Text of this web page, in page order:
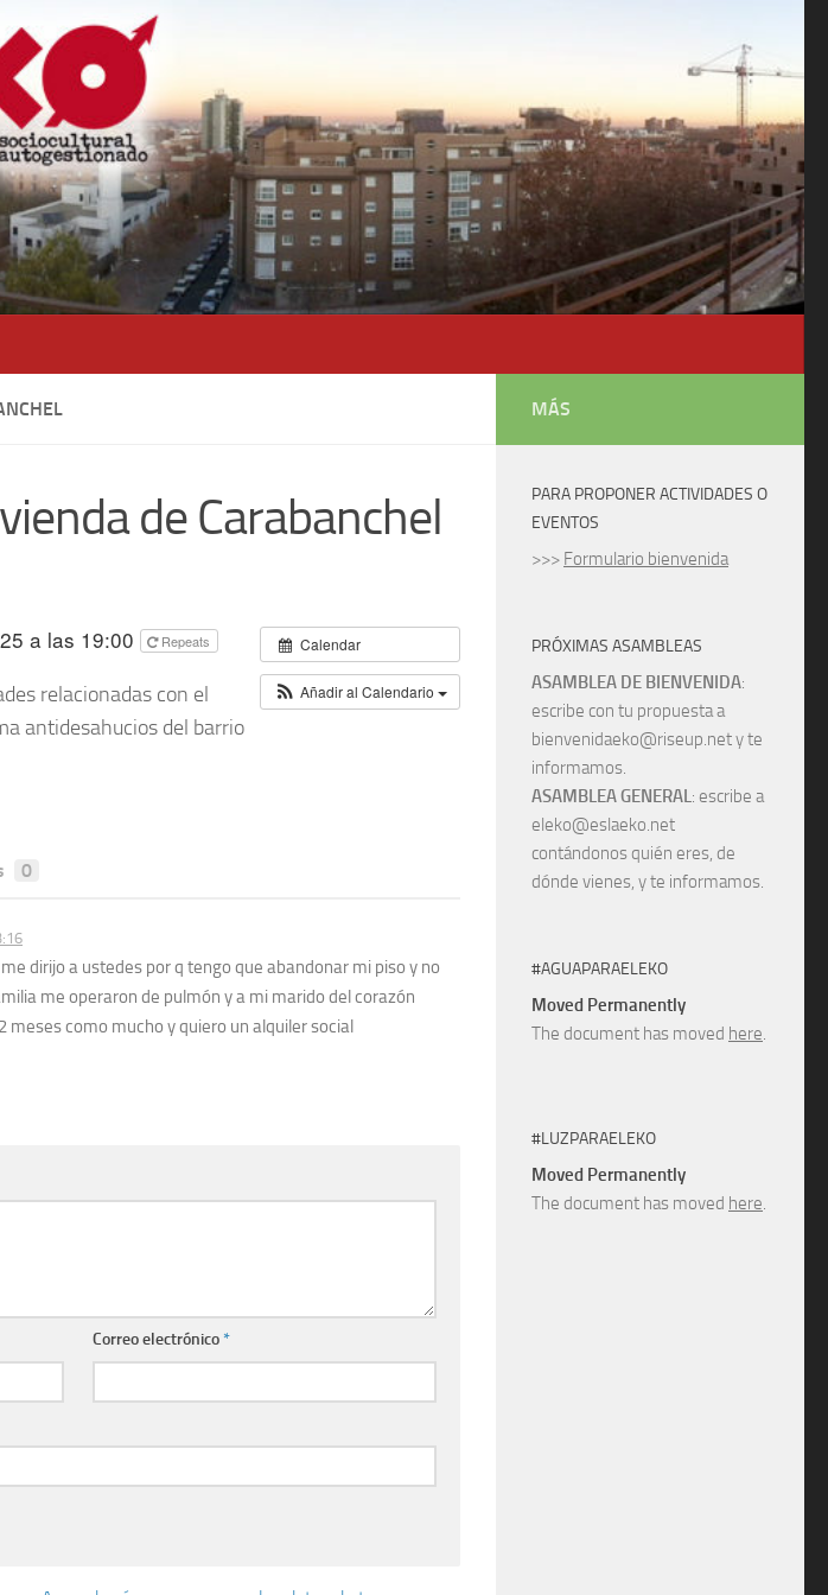
de Carabanchel
Calendar
Añadir al Calendario
a las 19:00 Repeats
relacionadas con el
antidesahucios del barrio
0
dirijo a ustedes por q tengo que abandonar mi piso y no
me operaron de pulmón y a mi marido del corazón
meses como mucho y quiero un alquiler social
Correo electrónico*
MÁS
PARA PROPONER ACTIVIDADES O
EVENTOS
>>> Formulario bienvenida
PRÓXIMAS ASAMBLEAS
ASAMBLEA DE BIENVENIDA:
escribe con tu propuesta a
bienvenidaeko@riseup.net y te
informamos.
ASAMBLEA GENERAL: escribe a
eleko@eslaeko.net
contándonos quién eres, de
dónde vienes, y te informamos.
#AGUAPARAELEKO
Moved Permanently
The document has moved here.
#LUZPARAELEKO
Moved Permanently
The document has moved here.